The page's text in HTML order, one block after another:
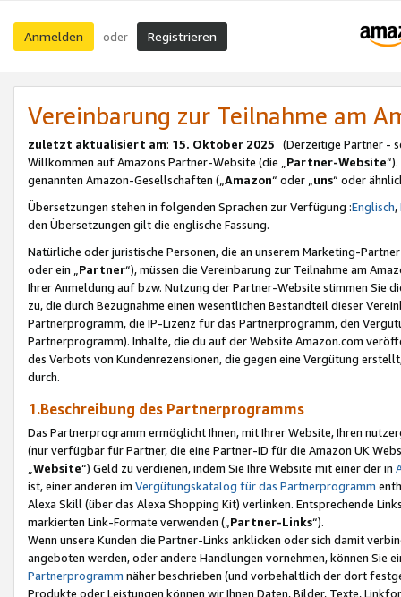
Anmelden oder Registrieren
Vereinbarung zur Teilnahme am
zuletzt aktualisiert am: 15. Oktober 2025 (Derzeitige Partner -
Willkommen auf Amazons Partner-Website (die „Partner-Website
genannten Amazon-Gesellschaften („Amazon“ oder „uns“ oder
Übersetzungen stehen in folgenden Sprachen zur Verfügung :Englisch,
den Übersetzungen gilt die englische Fassung.
Natürliche oder juristische Personen, die an unserem Marketing-
oder ein „Partner“), müssen die Vereinbarung zur Teilnahme am
Ihrer Anmeldung auf bzw. Nutzung der Partner-Website stimmen Sie
zu, die durch Bezugnahme einen wesentlichen Bestandteil dieser
Partnerprogramm, die IP-Lizenz für das Partnerprogramm, den
Partnerprogramm). Inhalte, die du auf der Website Amazon.com
des Verbots von Kundenrezensionen, die gegen eine Vergütung
durch.
1.Beschreibung des Partnerprogramms
Das Partnerprogramm ermöglicht Ihnen, mit Ihrer Website, Ihren
(nur verfügbar für Partner, die eine Partner-ID für die Amazon UK
Website“) Geld zu verdienen, indem Sie Ihre Website mit einer der in
ist, einer anderen im Vergütungskatalog für das Partnerprogramm
Alexa Skill (über das Alexa Shopping Kit) verlinken. Entsprechende
markierten Link-Formate verwenden („ Partner-Links“).
Wenn unsere Kunden die Partner-Links anklicken oder sich damit
angeboten werden, oder andere Handlungen vornehmen, können Sie
Partnerprogramm näher beschrieben (und vorbehaltlich der dort
Produkte oder Leistungen können wir Ihnen Daten, Bilder, Texte,